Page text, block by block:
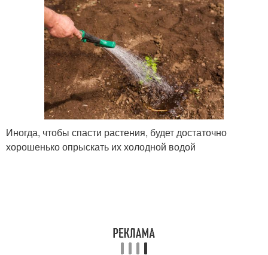
Иногда, чтобы спасти растения, будет достаточно
хорошенько опрыскать их холодной водой